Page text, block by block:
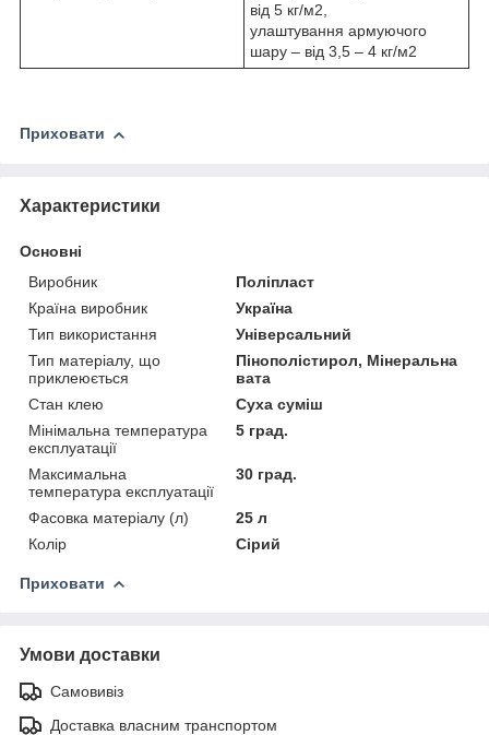
від 5 кг/м2,
улаштування армуючого
шару – від 3,5 – 4 кг/м2
Приховати
Характеристики
Основні
Виробник
Поліпласт
Країна виробник
Україна
Тип використання
Універсальний
Тип матеріалу, що
приклеюється
Пінополістирол, Мінеральна
вата
Стан клею
Суха суміш
Мінімальна температура
експлуатації
5 град.
Максимальна
температура експлуатації
30 град.
Фасовка матеріалу (л)
25 л
Колір
Сірий
Приховати
Умови доставки
Самовивіз
Доставка власним транспортом